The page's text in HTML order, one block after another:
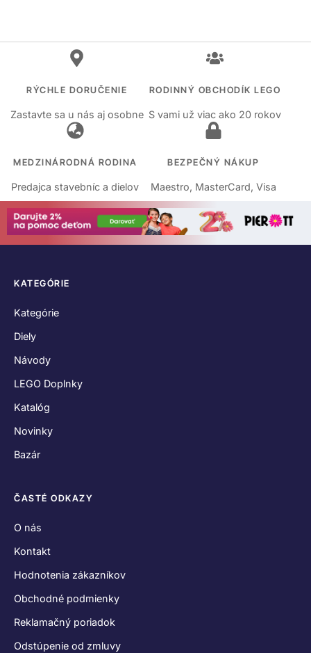
RÝCHLE DORUČENIE
Zastavte sa u nás aj osobne
RODINNÝ OBCHODÍK LEGO
S vami už viac ako 20 rokov
MEDZINÁRODNÁ RODINA
Predajca stavebníc a dielov
BEZPEČNÝ NÁKUP
Maestro, MasterCard, Visa
KATEGÓRIE
Kategórie
Diely
Návody
LEGO Doplnky
Katalóg
Novinky
Bazár
ČASTÉ ODKAZY
O nás
Kontakt
Hodnotenia zákazníkov
Obchodné podmienky
Reklamačný poriadok
Odstúpenie od zmluvy